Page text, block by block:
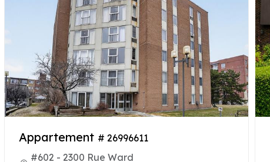
Appartement # 26996611
#602 - 2300 Rue Ward